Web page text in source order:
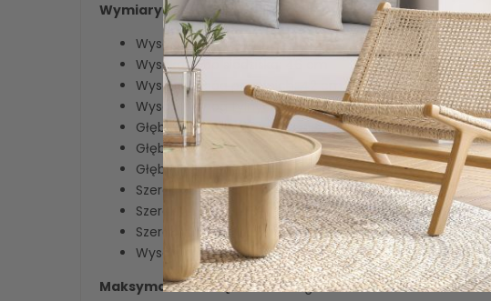
Wymiary krzesła:
Wysokość całkowita: 76 cm
Wysokość do siedziska: 46 cm
Wysokość nóg przednich: 42 cm
Wysokość nóg tylnych: 41 cm
Głębokość oparcia wraz z siedziskiem: 54 cm
Głębokość całkowita (oparcie + nogi): 57 cm
Głębokość siedziska: 43 cm
Szerokość oparcia wraz z siedziskiem: 49 cm
Szerokość siedziska: 44 cm
Szerokość siedziska z przodu: 46 cm
Wysokość oparcia: 33 cm
Maksymalne obciążenie:120 kg